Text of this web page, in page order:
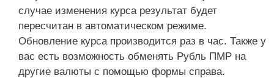
случае изменения курса результат будет
пересчитан в автоматическом режиме.
Обновление курса производится раз в час. Также у
вас есть возможность обменять Рубль ПМР на
другие валюты с помощью формы справа.